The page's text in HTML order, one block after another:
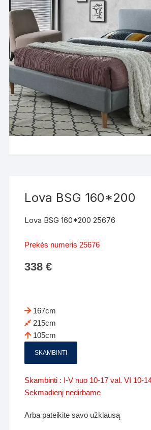
Lova BSG 160*200
Lova BSG 160*200 25676
Prekės numeris 25676
338€
167cm
215cm
105cm
SKAMBINTI
Skambinti : I-V nuo 10-17 val. VI 10-
Sekmadienį nedirbame
Arba pateikite savo užklausą